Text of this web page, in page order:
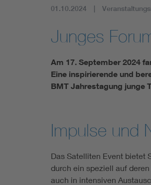
01.10.2024
Junges
Am 17. September 2024
Eine inspirierende und
BMT Jahrestagung junge
Impulse und
Das Satelliten Event bietet
durch ein speziell auf
auch in intensiven